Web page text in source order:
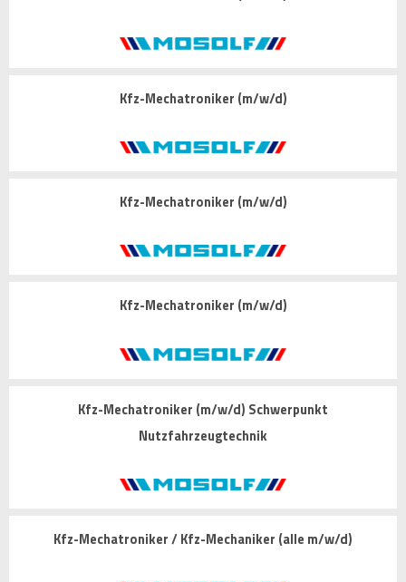
Kfz-Mechatroniker (m/w/d)
Kfz-Mechatroniker (m/w/d)
Kfz-Mechatroniker (m/w/d)
Kfz-Mechatroniker (m/w/d) Schwerpunkt
Nutzfahrzeugtechnik
Kfz-Mechatroniker / Kfz-Mechaniker (alle m/w/d)